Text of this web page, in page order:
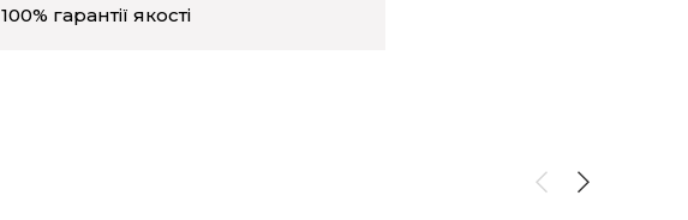
100% гарантії якості